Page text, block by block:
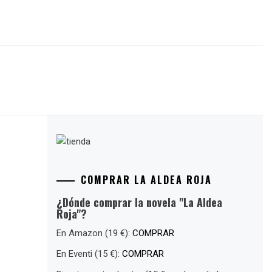
COMPRAR LA ALDEA ROJA
¿Dónde comprar la novela "La Aldea
Roja"?
En Amazon (19 €):COMPRAR
En Eventi (15 €):COMPRAR